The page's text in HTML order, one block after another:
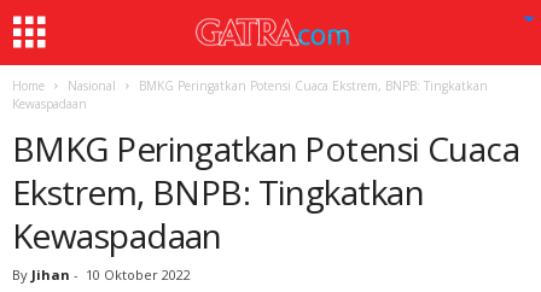
Home Nasional
BMKG Peringatkan Potensi Cuaca Ekstrem, BNPB: Tingkatkan
Kewaspadaan
BMKG Peringatkan Potensi Cuaca
Ekstrem, BNPB: Tingkatkan
Kewaspadaan
By Jihan - 10 Oktober 2022